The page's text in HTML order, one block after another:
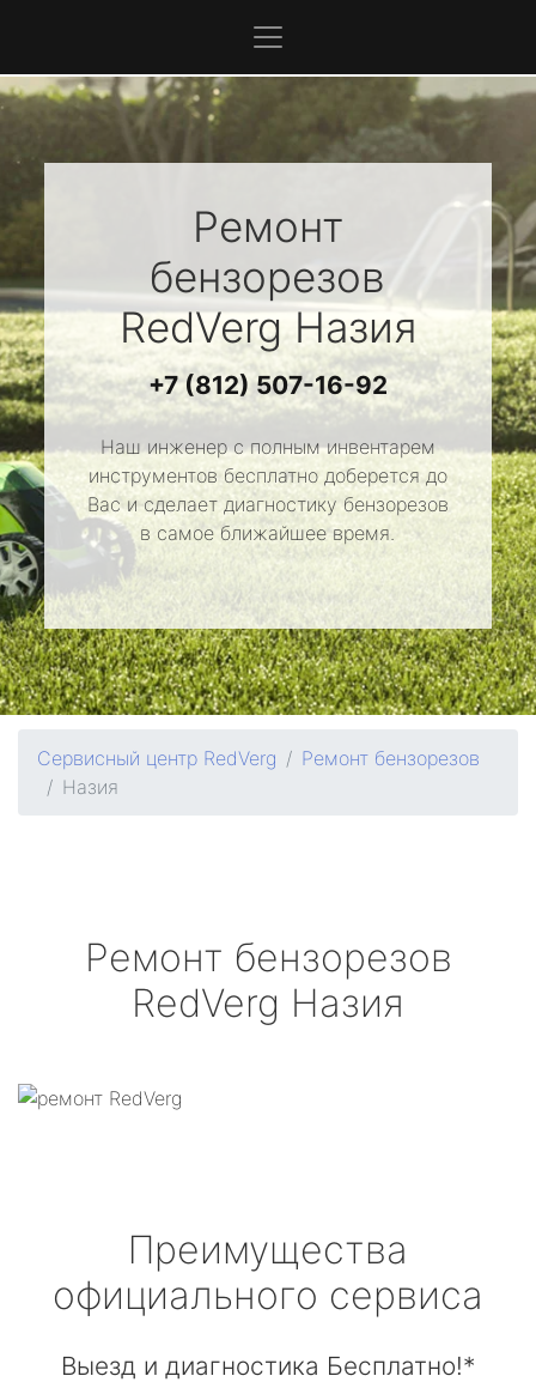
Ремонт
бензорезов
RedVergНазия
+7 (812) 507-16-92
Наш инженер с полным инвентарем
инструментов бесплатно доберется до
Вас и сделает диагностику бензорезов
в самое ближайшее время.
Сервисный центр RedVerg
Ремонт бензорезов
Назия
Ремонт бензорезов
RedVerg Назия
Преимущества
официального сервиса
Выезд и диагностика Бесплатно!*